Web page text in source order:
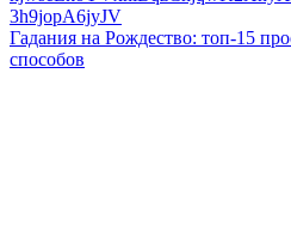
Гадания на Рождество: топ-15
способов